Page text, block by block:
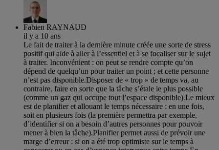
Fabien RAYNAUD
il y a 10 ans
Le fait de traiter à la dernière minute créée une sorte de stress
positif qui aide à aller à l’essentiel et à se focaliser sur le sujet
à traiter. Inconvénient : on peut se rendre compte qu’on
dépend de quelqu’un pour traiter un point ; et cette personne
n’est pas disponible.Disposer de « trop » de temps va, au
contraire, faire en sorte que la tâche s’étale le plus possible
(comme un gaz qui occupe tout l’espace disponible).Le mieux
est de planifier et allouant le temps nécessaire : en une fois,
soit en plusieurs fois (la première permettra par exemple,
d’identifier si on a besoin d’autres personnes pour pouvoir
mener à bien la tâche).Planifier permet aussi de prévoir une
marge d’erreur : si on a été trop optimiste sur le temps à